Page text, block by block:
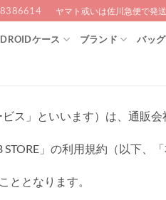
ヤマト或いは佐川急便で発
ケース ブランド バッグ
ス」といいます）は、通販
」の利用規約（以下、
ととなります。